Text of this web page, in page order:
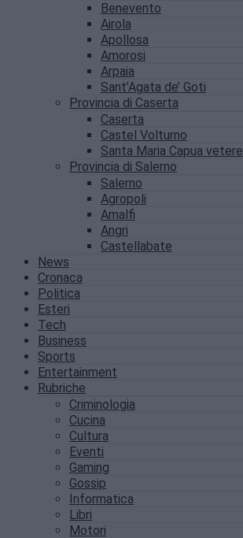
Benevento
Airola
Apollosa
Amorosi
Arpaia
Sant’Agata de’ Goti
Provincia di Caserta
Caserta
Castel Volturno
Santa Maria Capua vetere
Provincia di Salerno
Salerno
Agropoli
Amalfi
Angri
Castellabate
News
Cronaca
Politica
Esteri
Tech
Business
Sports
Entertainment
Rubriche
Criminologia
Cucina
Cultura
Eventi
Gaming
Gossip
Informatica
Libri
Motori